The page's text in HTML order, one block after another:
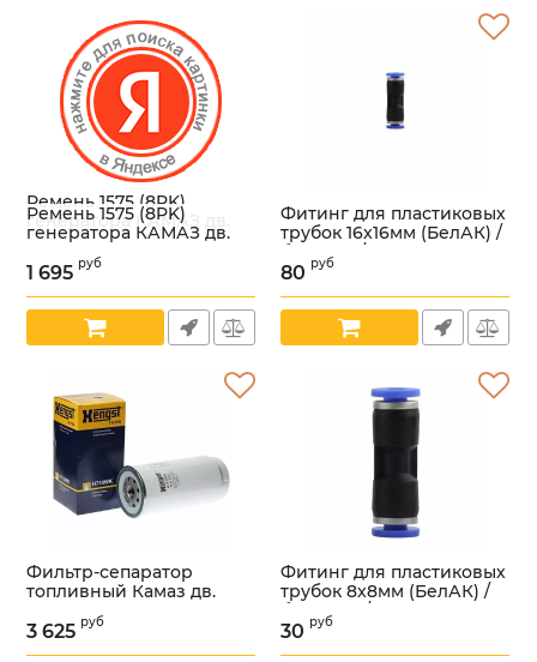
Ремень 1575 (8PK)
генератора КАМАЗ дв.
Cummins (DAYCO)
/8PK1575HD/
Артикул:
Ремень 1575 (8PK)
генератора КАМАЗ дв.
Cummins (DAYCO)
/8PK1575HD/
Артикул: 00000013297
1 695 руб
Фитинг для пластиковых
трубок 16x16мм (БелАК) /
бак90016/
Артикул:
80 руб
Фильтр-сепаратор
топливный Камаз дв.
Cummins ISBe (HENGST)
/H710WK/
Артикул: УТ000003786
3 625 руб
Фитинг для пластиковых
трубок 8x8мм (БелАК) /
бак90008/
Артикул:
30 руб